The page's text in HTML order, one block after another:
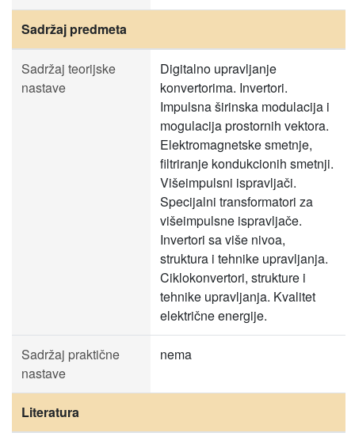
Sadržaj predmeta
Sadržaj teorijske
nastave
Digitalno upravljanje
konvertorima. Invertori.
Impulsna širinska modulacija i
mogulacija prostornih vektora.
Elektromagnetske smetnje,
filtriranje kondukcionih smetnji.
Višeimpulsni ispravljači.
Specijalni transformatori za
višeimpulsne ispravljače.
Invertori sa više nivoa,
struktura i tehnike upravljanja.
Ciklokonvertori, strukture i
tehnike upravljanja. Kvalitet
električne energije.
Sadržaj praktične
nastave
nema
Literatura